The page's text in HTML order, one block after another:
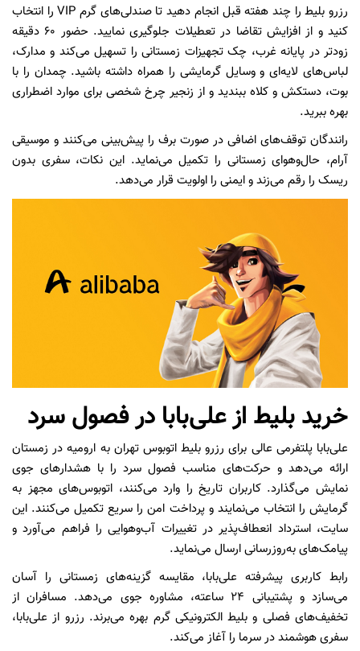
رزرو بلیط را چند هفته قبل انجام دهید تا صندلی‌های گرم VIP را انتخاب
کنید و از افزایش تقاضا در تعطیلات جلوگیری نمایید. حضور ۶۰ دقیقه
زودتر در پایانه غرب، چک تجهیزات زمستانی را تسهیل می‌کند و مدارک،
لباس‌های لایه‌ای و وسایل گرمایشی را همراه داشته باشید. چمدان را با
بوت، دستکش و کلاه ببندید و از زنجیر چرخ شخصی برای موارد اضطراری
بهره ببرید.
رانندگان توقف‌های اضافی در صورت برف را پیش‌بینی می‌کنند و موسیقی
آرام، حال‌وهوای زمستانی را تکمیل می‌نماید. این نکات، سفری بدون
ریسک را رقم می‌زند و ایمنی را اولویت قرار می‌دهد.
خرید بلیط از علی‌بابا در فصول سرد
علی‌بابا پلتفرمی عالی برای رزرو بلیط اتوبوس تهران به ارومیه در زمستان
ارائه می‌دهد و حرکت‌های مناسب فصول سرد را با هشدارهای جوی
نمایش می‌گذارد. کاربران تاریخ را وارد می‌کنند، اتوبوس‌های مجهز به
گرمایش را انتخاب می‌نمایند و پرداخت امن را سریع تکمیل می‌کنند. این
سایت، استرداد انعطاف‌پذیر در تغییرات آب‌وهوایی را فراهم می‌آورد و
پیامک‌های به‌روزرسانی ارسال می‌نماید.
رابط کاربری پیشرفته علی‌بابا، مقایسه گزینه‌های زمستانی را آسان
می‌سازد و پشتیبانی ۲۴ ساعته، مشاوره جوی می‌دهد. مسافران از
تخفیف‌های فصلی و بلیط الکترونیکی گرم بهره می‌برند. رزرو از علی‌بابا،
سفری هوشمند در سرما را آغاز می‌کند.